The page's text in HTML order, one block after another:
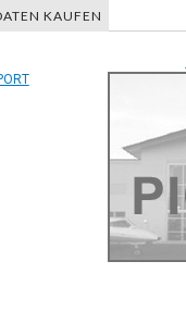
KAUFEN